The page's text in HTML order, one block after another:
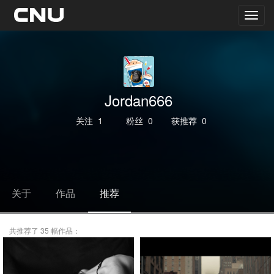
Jordan666
关注 1 粉丝 0 获推荐 0
关于 作品 推荐
共推荐了 35 幅作品：